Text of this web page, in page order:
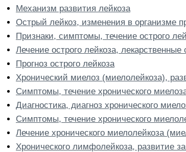
Механизм развития лейкоза
Острый лейкоз, изменения в организме
Признаки, симптомы, течение острого
Лечение острого лейкоза, лекарственные
Прогноз острого лейкоза
Хронический миелоз (миелолейкоза),
Симптомы, течение хронического
Диагностика, диагноз хронического
Симптомы, течение хронического
Лечение хронического миелолейкоза
Хронического лимфолейкоза, развитие